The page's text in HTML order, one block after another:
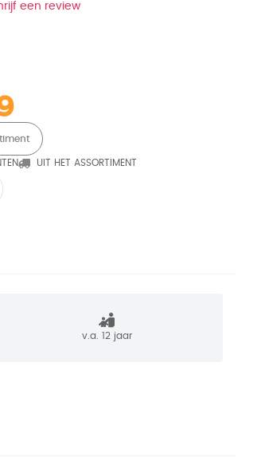
een review
UIT HET ASSORTIMENT
v.a. 12 jaar